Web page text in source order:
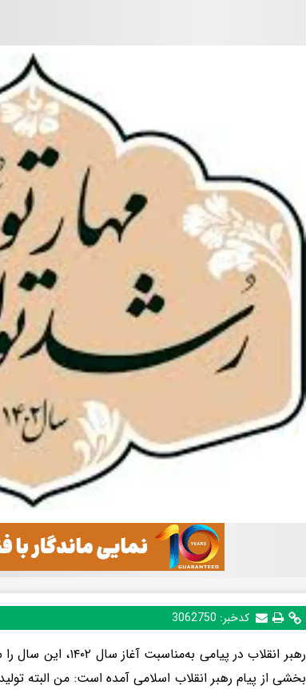
کدخبر: 3062750
رهبر انقلاب در پیامی
بخشی از پیام رهبر انقلاب اسلامی آمده است: من البته